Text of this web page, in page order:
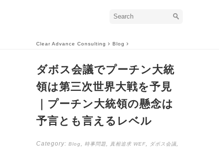
Clear Advance Consulting Blog
ダボス会議でプーチン大統
領は第三次世界大戦を予見
｜プーチン大統領の懸念は
予言とも言えるレベル
Category: Blog 時事問題 真相追求 WEF ダボス会議